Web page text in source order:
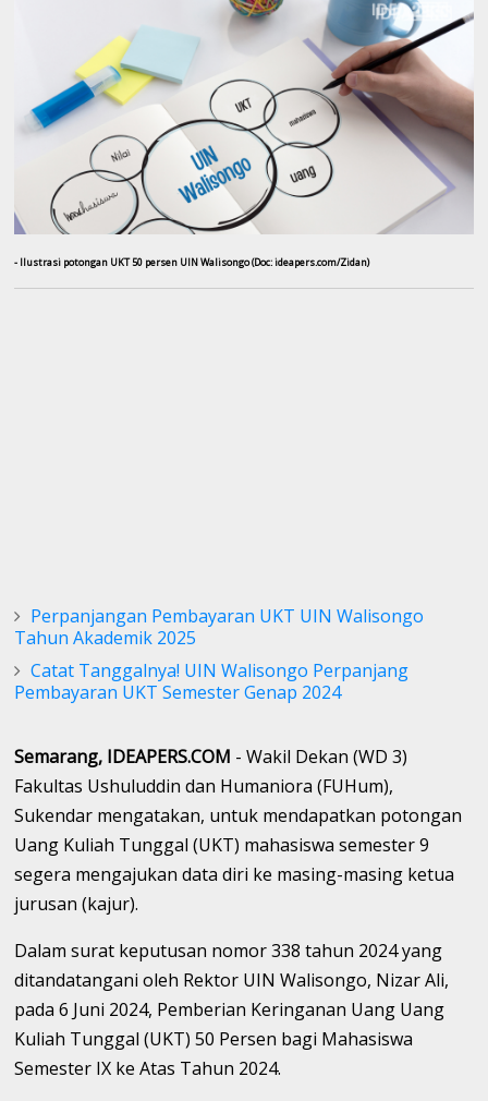
- Ilustrasi potongan UKT 50 persen UIN Walisongo (Doc: ideapers.com/Zidan)
Perpanjangan Pembayaran UKT UIN Walisongo
Tahun Akademik 2025
Catat Tanggalnya! UIN Walisongo Perpanjang
Pembayaran UKT Semester Genap 2024
Semarang, IDEAPERS.COM - Wakil Dekan (WD 3)
Fakultas Ushuluddin dan Humaniora (FUHum),
Sukendar mengatakan, untuk mendapatkan potongan
Uang Kuliah Tunggal (UKT) mahasiswa semester 9
segera mengajukan data diri ke masing-masing ketua
jurusan (kajur).
Dalam surat keputusan nomor 338 tahun 2024 yang
ditandatangani oleh Rektor UIN Walisongo, Nizar Ali,
pada 6 Juni 2024, Pemberian Keringanan Uang Uang
Kuliah Tunggal (UKT) 50 Persen bagi Mahasiswa
Semester IX ke Atas Tahun 2024.